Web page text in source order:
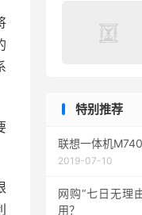
特别推荐
联想一体机
2019-07-10
网购“七日无理
用？